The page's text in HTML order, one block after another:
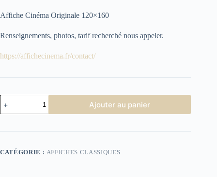
Affiche Cinéma Originale 120×160
Renseignements, photos, tarif recherché nous appeler.
https://affichecinema.fr/contact/
quantité
de
Affiche
Sur
quais
Ajouter au panier
CATÉGORIE : AFFICHES CLASSIQUES